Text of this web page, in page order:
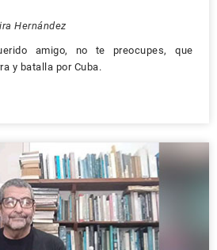
Hernández
amigo, no te preocupes, que
y batalla por Cuba.